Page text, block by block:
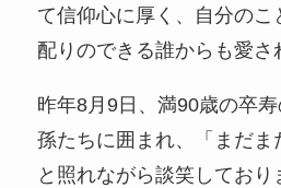
て信仰心に厚く、自分の
配りのできる誰からも愛さ
昨年8月9日、満90歳の卒
孫たちに囲まれ、「まだま
と照れながら談笑しており